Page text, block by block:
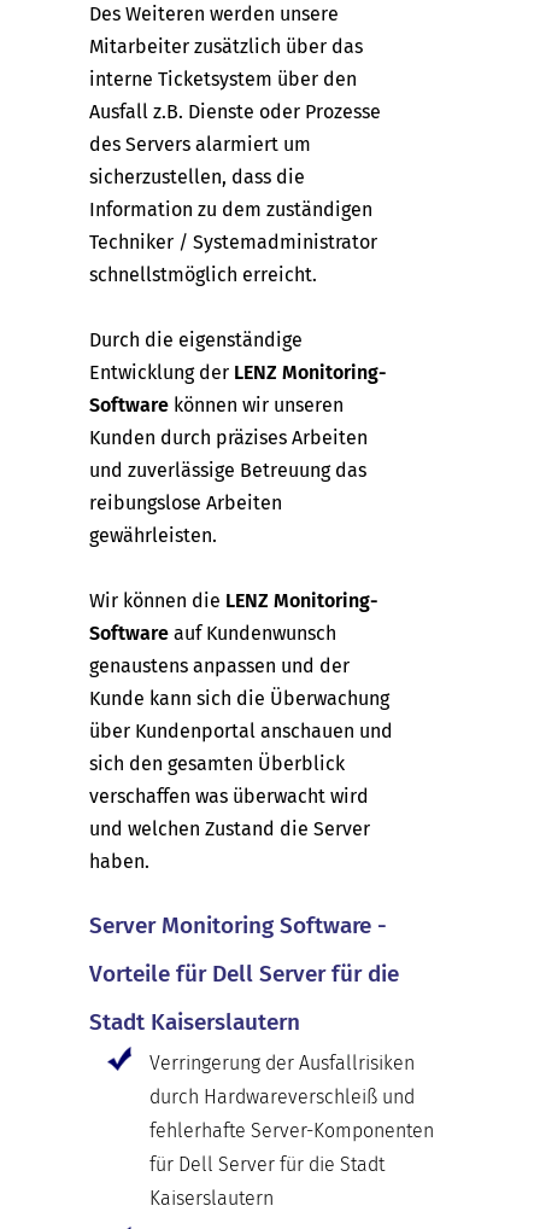
Des Weiteren werden unsere
Mitarbeiter zusätzlich über das
interne Ticketsystem über den
Ausfall z.B. Dienste oder Prozesse
des Servers alarmiert um
sicherzustellen, dass die
Information zu dem zuständigen
Techniker / Systemadministrator
schnellstmöglich erreicht.
Durch die eigenständige
Entwicklung der LENZ Monitoring-
Software können wir unseren
Kunden durch präzises Arbeiten
und zuverlässige Betreuung das
reibungslose Arbeiten
gewährleisten.
Wir können die LENZ Monitoring-
Software auf Kundenwunsch
genaustens anpassen und der
Kunde kann sich die Überwachung
über Kundenportal anschauen und
sich den gesamten Überblick
verschaffen was überwacht wird
und welchen Zustand die Server
haben.
Server Monitoring Software -
Vorteile für Dell Server für die
Stadt Kaiserslautern
Verringerung der Ausfallrisiken
durch Hardwareverschleiß und
fehlerhafte Server-Komponenten
für Dell Server für die Stadt
Kaiserslautern